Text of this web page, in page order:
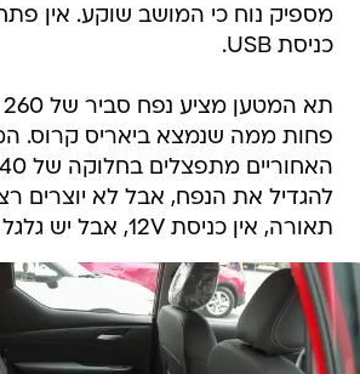
מספיק נוח כי המושב שוקע. אין
כניסת USB.
פחות ממה שנמצא ביאריס קרוס.
להגדיל את הנפח, אבל לא יוצרים
תאורה, אין כניסת 12V, אבל יש גלגל חליפי.